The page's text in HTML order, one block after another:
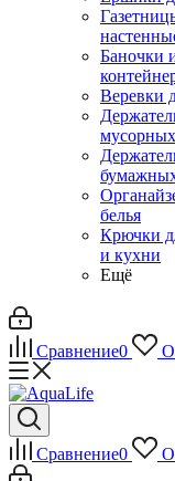
Баночки
Веревки
белья
Крючки
и кухни
Ещё
Сравнение0
Сравнение0